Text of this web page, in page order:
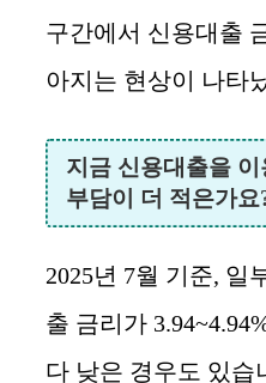
구간에서 신용대출
아지는 현상이 나타
지금 신용대출을
부담이 더 적은가요
2025년 7월 기준, 일
출 금리가
다 낮은 경우도 있습